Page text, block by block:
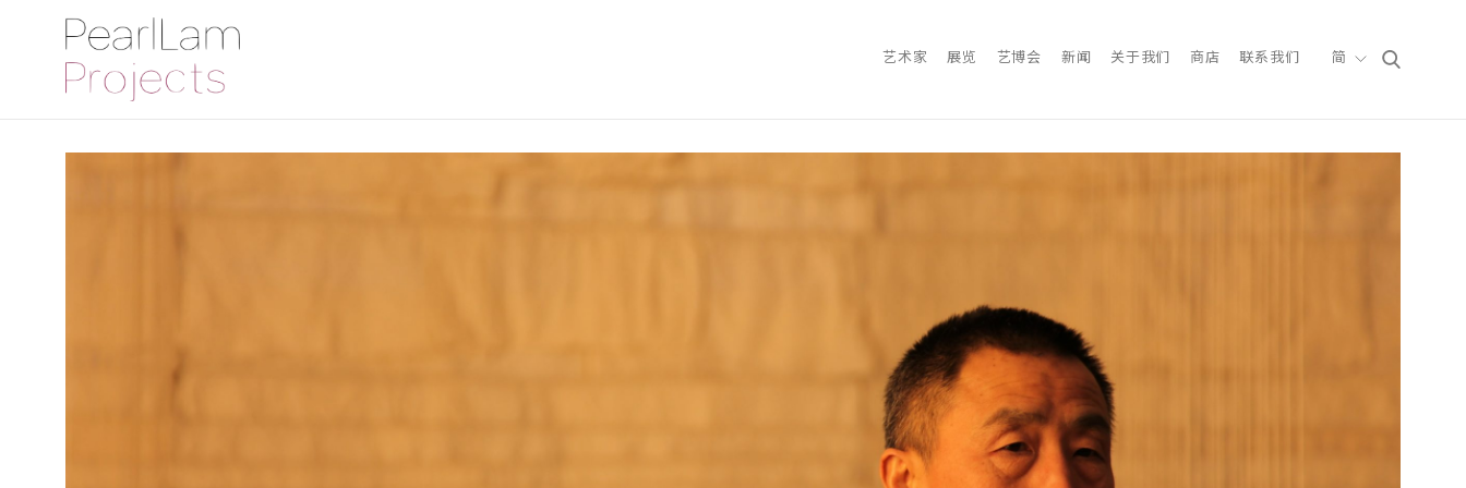
艺术家 展览 艺博会 新闻 关于我们 商店 联系我们 简